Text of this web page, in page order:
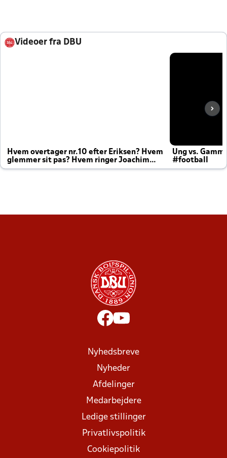
Videoer fra DBU
Hvem overtager nr.10 efter Eriksen? Hvem
glemmer sit pas? Hvem ringer Joachim
altid til efter kampe?
Ung vs.
#football
Nyhedsbreve
Nyheder
Afdelinger
Medarbejdere
Ledige stillinger
Privatlivspolitik
Cookiepolitik